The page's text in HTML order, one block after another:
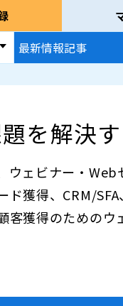
最新情報記事
を解決
ウェビナー・
ド獲得、CRM/
客獲得のためのウ